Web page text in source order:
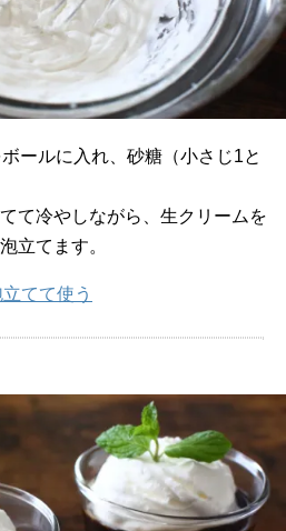
て冷やしながら、生クリームを
立てます。
てて使う